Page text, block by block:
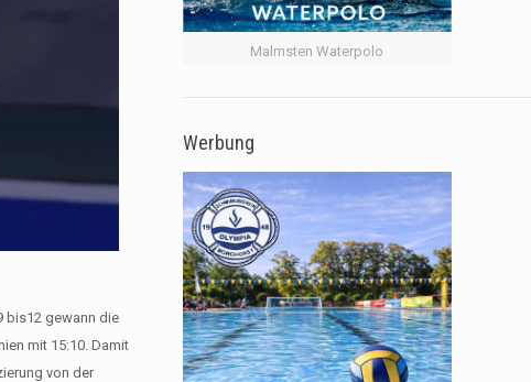
bis12 gewann die
mit 15:10. Damit
von der
Malmsten Waterpolo
Werbung